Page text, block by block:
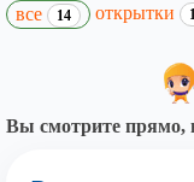
все 14 открытки
Вы смотрите прямо,